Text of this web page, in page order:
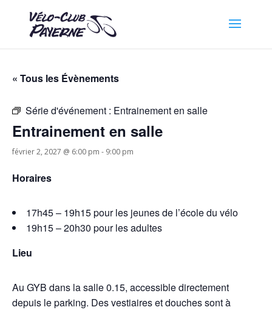
« Tous les Évènements
Série d'événement : Entrainement en salle
Entrainement en salle
février 2, 2027 @ 6:00 pm - 9:00 pm
Horaires
17h45 – 19h15 pour les jeunes de l’école du vélo
19h15 – 20h30 pour les adultes
Lieu
Au GYB dans la salle 0.15, accessible directement
depuis le parking. Des vestiaires et douches sont à